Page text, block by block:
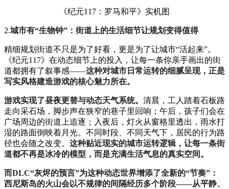
《纪元117：罗马和平》实机图
2.城市有“生物钟”：街道上的生活细节让规划变得值得
精细规划街道不只是为了好看，更是为了让城市“活起来”。
《纪元117》在动态细节上的投入，让每一条你亲手画出的街
道都拥有了叙事感——这种对城市日常运转的细腻呈现，正是
写实风格建造游戏的核心魅力所在。
游戏实现了昼夜更替与动态天气系统。 清晨，工人踏着石板路
走向采石场，脚步声在狭窄的巷子里回响；午后，孩子们会在
广场周边的街道上追逐；入夜后，灯火从窗格里透出，雨水打
湿的路面倒映着月光。不同时段、不同天气下，居民的行为路
径也会随之改变。 这种贴近现实的城市运转逻辑，让每一条街
道都不再是冰冷的模型，而是充满生活气息的真实空间。
而DLC“灰烬的预言”为这种动态世界增添了全新的“节奏”：
西尼斯岛的火山会以不规律的间隔经历多个阶段——从平静、